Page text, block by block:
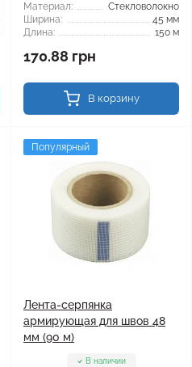
Материал:
Стекловолокно
Ширина:
45 мм
Длина:
150 м
170.88 грн
В корзину
Популярный
Лента-серпянка
армирующая для швов 48
мм (90 м)
В наличии